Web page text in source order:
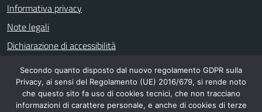
Informativa privacy
Note legali
Dichiarazione di accessibilità
SEGUICI SU
Secondo quanto disposto dal nuovo regolamento GDPR sulla
Privacy, ai sensi del Regolamento (UE) 2016/679, si rende noto
che questo sito fa uso di cookies tecnici, che non tracciano
informazioni di carattere personale, e anche di cookies di terze